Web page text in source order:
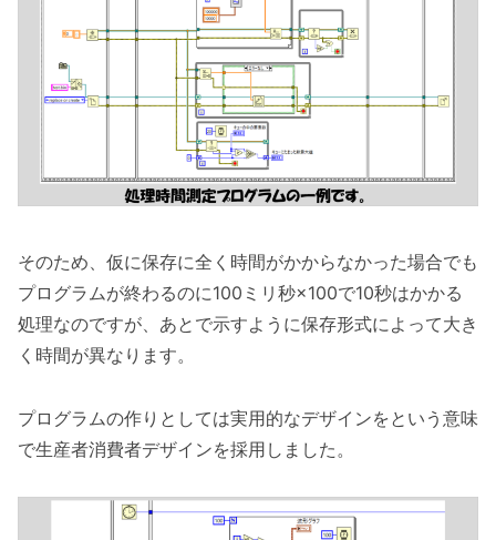
そのため、仮に保存に全く時間がかからなかった場合でも
プログラムが終わるのに100ミリ秒×100で10秒はかかる
処理なのですが、あとで示すように保存形式によって大き
く時間が異なります。
プログラムの作りとしては実用的なデザインをという意味
で生産者消費者デザインを採用しました。